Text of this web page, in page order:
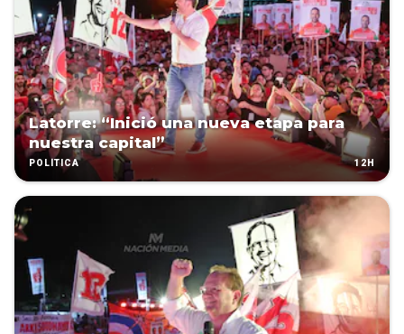
Latorre: “Inició una nueva etapa para
nuestra capital”
POLÍTICA 12H